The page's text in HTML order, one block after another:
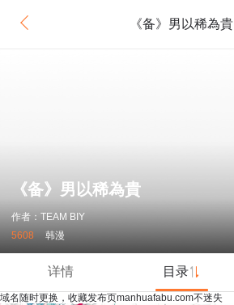
《备》男以稀為貴
《备》男以稀為貴
作者：TEAM BIY
5608
韩漫
详情 目录
域名随时更换，收藏发布页manhuafabu.com不迷失